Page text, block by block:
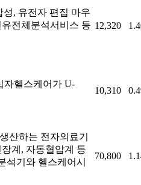
, 유전자 편집 마우
전체분석서비스 등 12,320
자헬스케어가 U-
10,310
산하는 전자의료기
계, 자동혈압계 등
석기와 헬스케어시
70,800